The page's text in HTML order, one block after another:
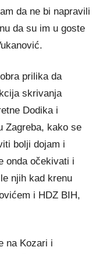
da ne bi napravili
da su im u goste
prilika da
skrivanja
Dodika i
Zagreba, kako se
bolji dojam i
onda očekivati i
njih kad krenu
i HDZ BIH,
na Kozari i